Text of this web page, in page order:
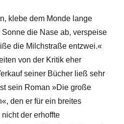
klebe dem Monde lange
die Nase ab, verspeise
die Milchstraße entzwei.«
von der Kritik eher
seiner Bücher ließ sehr
sein Roman »Die große
den er für ein breites
der erhoffte